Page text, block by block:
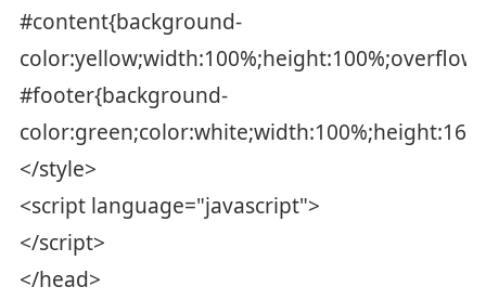
#content{background-
#footer{background-
</style>
<script language="javascript">
</script>
</head>